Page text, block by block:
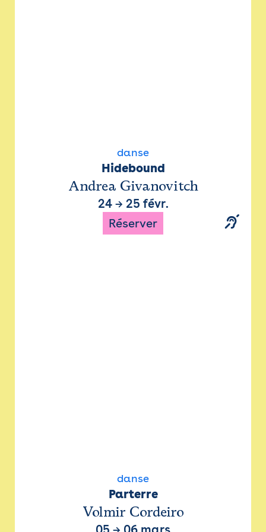
danse
Hidebound
Andrea Givanovitch
24→ 25 févr.
Réserver
danse
Parterre
Volmir Cordeiro